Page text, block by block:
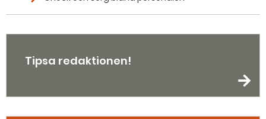
Tipsa redaktionen!